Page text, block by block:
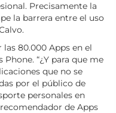
Precisamente la
la barrera entre el uso
80.000 Apps en el
“¿Y para que me
que no se
por el público de
personales en
de Apps